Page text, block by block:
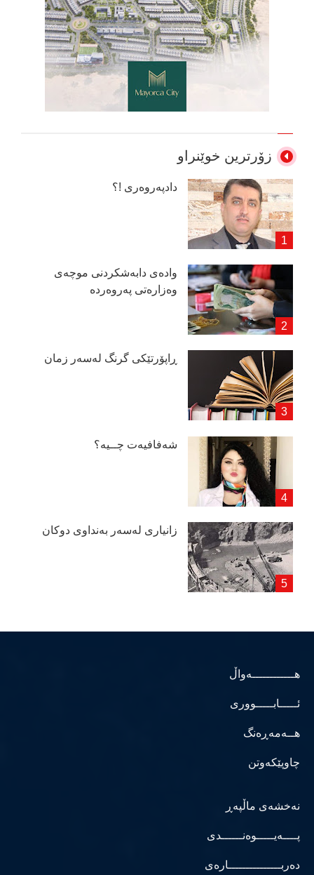
زۆرترین خوێنراو
دادپەروەری !؟
وادەی دابەشكردنی موچەی
وەزارەتی پەروەردە
ڕاپۆرتێكی گرنگ لەسەر زمان
شەفافیەت چــیە؟
زانیاری لەسەر بەنداوی دوكان
هــــــــــــەواڵ
ئـــــابـــــووری
هــەمەڕەنگ
چاوپێکەوتن
نەخشەی ماڵپەڕ
پــــەیـــــوەنــــــدی
دەربـــــــــــــــارەی